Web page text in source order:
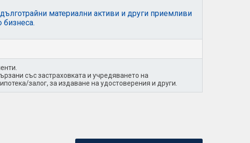
материални активи и други приемливи
бизнеса.
със застраховката и учредяването на
залог, за издаване на удостоверения и други.